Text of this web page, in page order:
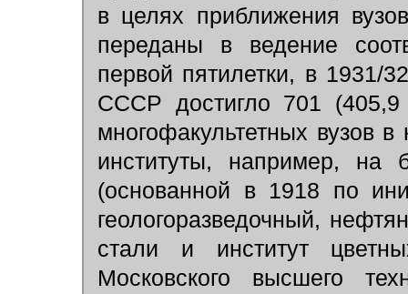
в целях приближения
переданы в ведение
первой пятилетки, в 1931/
СССР достигло 701 (405,9
многофакультетных вузов
институты, например, на
(основанной в 1918 по
геологоразведочный,
стали и институт
Московского высшего